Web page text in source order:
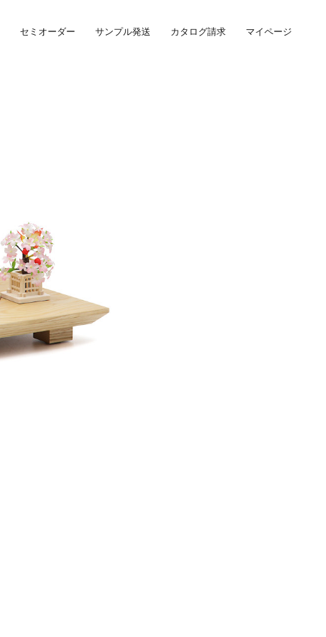
セミオーダー サンプル発送 カタログ請求 マイページ